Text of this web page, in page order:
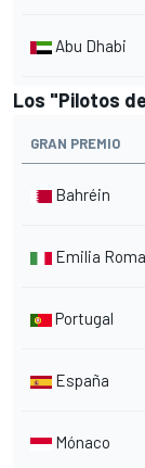
Abu Dhabi
Los "Pilotos
GRAN PREMIO
Bahréin
Emilia
Portugal
España
Mónaco